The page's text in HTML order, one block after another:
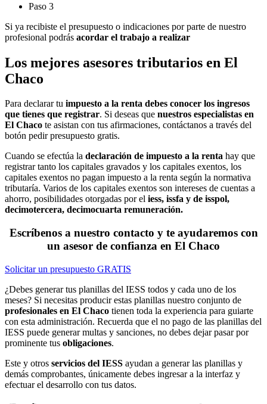
Paso 3
Si ya recibiste el presupuesto o indicaciones por parte de nuestro
profesional podrás acordar el trabajo a realizar
Los mejores asesores tributarios en El
Chaco
Para declarar tu impuesto a la renta debes conocer los ingresos
que tienes que registrar. Si deseas que nuestros especialistas en
El Chaco te asistan con tus afirmaciones, contáctanos a través del
botón pedir presupuesto gratis.
Cuando se efectúa la declaración de impuesto a la renta hay que
registrar tanto los capitales gravados y los capitales exentos, los
capitales exentos no pagan impuesto a la renta según la normativa
tributaría. Varios de los capitales exentos son intereses de cuentas a
ahorro, posibilidades otorgadas por el iess, issfa y de isspol,
decimotercera, decimocuarta remuneración.
Escríbenos a nuestro contacto y te ayudaremos con
un asesor de confianza en El Chaco
Solicitar un presupuesto GRATIS
¿Debes generar tus planillas del IESS todos y cada uno de los
meses? Si necesitas producir estas planillas nuestro conjunto de
profesionales en El Chaco tienen toda la experiencia para guiarte
con esta administración. Recuerda que el no pago de las planillas del
IESS puede generar multas y sanciones, no debes dejar pasar por
prominente tus obligaciones.
Este y otros servicios del IESS ayudan a generar las planillas y
demás comprobantes, únicamente debes ingresar a la interfaz y
efectuar el desarrollo con tus datos.